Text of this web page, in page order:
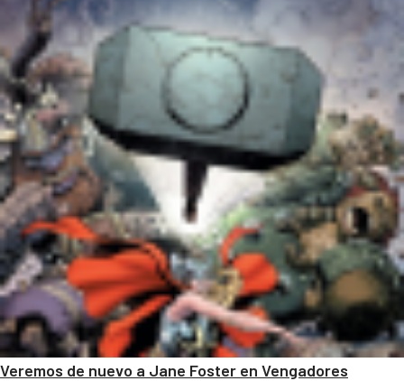
Veremos de nuevo a Jane Foster en Vengadores